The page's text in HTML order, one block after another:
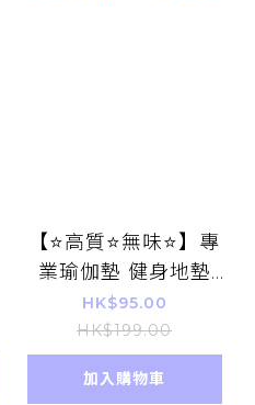
【⭐高質⭐無味⭐】專
業瑜伽墊 健身地墊
【深藍色+淺藍】 瑜珈
防滑減震 帶體位線糾
正姿勢 雙色淨味
6mm H.I.I.T 減肥運動
HK$95.00
HK$199.00
加入購物車